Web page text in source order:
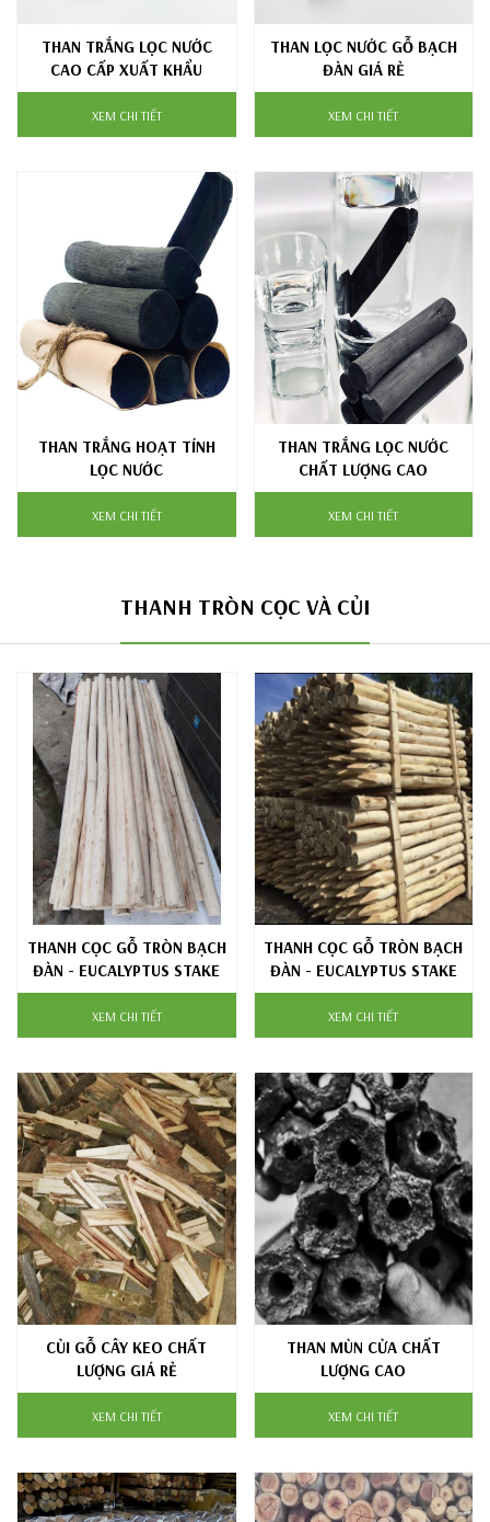
THAN TRẮNG LỌC NƯỚC
CAO CẤP XUẤT KHẨU
XEM CHI TIẾT
THAN LỌC NƯỚC GỖ BẠCH
ĐÀN GIÁ RẺ
XEM CHI TIẾT
THAN TRẮNG HOẠT TÍNH
LỌC NƯỚC
XEM CHI TIẾT
THAN TRẮNG LỌC NƯỚC
CHẤT LƯỢNG CAO
XEM CHI TIẾT
THANH TRÒN CỌC VÀ CỦI
THANH CỌC GỖ TRÒN BẠCH
ĐÀN - EUCALYPTUS STAKE
XEM CHI TIẾT
THANH CỌC GỖ TRÒN BẠCH
ĐÀN - EUCALYPTUS STAKE
XEM CHI TIẾT
CỦI GỖ CÂY KEO CHẤT
LƯỢNG GIÁ RẺ
XEM CHI TIẾT
THAN MÙN CỬA CHẤT
LƯỢNG CAO
XEM CHI TIẾT